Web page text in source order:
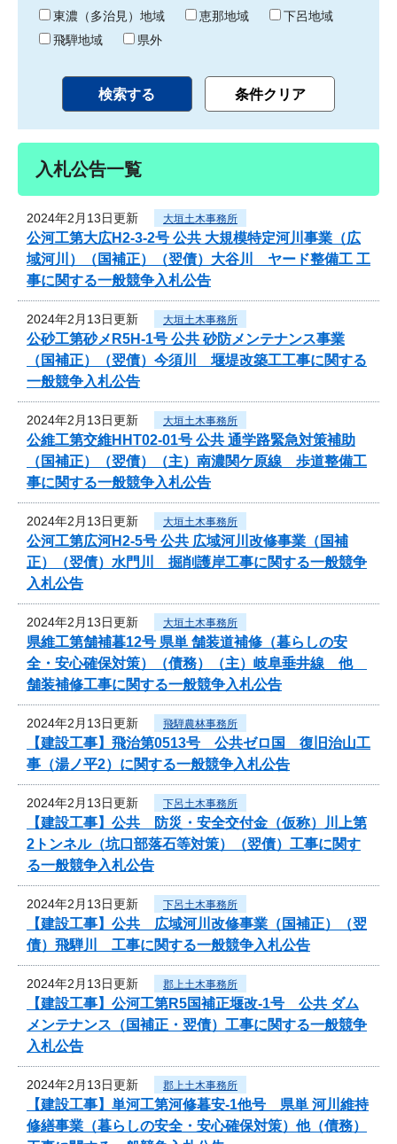
東濃（多治見）地域
恵那地域
下呂地域
飛騨地域
県外
入札公告一覧
2024年2月13日更新 大垣土木事務所
公河工第大広H2-3-2号 公共 大規模特定河川事業（広
域河川）（国補正）（翌債）大谷川 ヤード整備工 工
事に関する一般競争入札公告
2024年2月13日更新 大垣土木事務所
公砂工第砂メR5H-1号 公共 砂防メンテナンス事業
（国補正）（翌債）今須川 堰堤改築工工事に関する
一般競争入札公告
2024年2月13日更新 大垣土木事務所
公維工第交維HHT02-01号 公共 通学路緊急対策補助
（国補正）（翌債）（主）南濃関ケ原線 歩道整備工
事に関する一般競争入札公告
2024年2月13日更新 大垣土木事務所
公河工第広河H2-5号 公共 広域河川改修事業（国補
正）（翌債）水門川 掘削護岸工事に関する一般競争
入札公告
2024年2月13日更新 大垣土木事務所
県維工第舗補暮12号 県単 舗装道補修（暮らしの安
全・安心確保対策）（債務）（主）岐阜垂井線 他
舗装補修工事に関する一般競争入札公告
2024年2月13日更新 飛騨農林事務所
【建設工事】飛治第0513号 公共ゼロ国 復旧治山工
事（湯ノ平2）に関する一般競争入札公告
2024年2月13日更新 下呂土木事務所
【建設工事】公共 防災・安全交付金（仮称）川上第
2トンネル（坑口部落石等対策）（翌債）工事に関す
る一般競争入札公告
2024年2月13日更新 下呂土木事務所
【建設工事】公共 広域河川改修事業（国補正）（翌
債）飛騨川 工事に関する一般競争入札公告
2024年2月13日更新 郡上土木事務所
【建設工事】公河工第R5国補正堰改-1号 公共 ダム
メンテナンス（国補正・翌債）工事に関する一般競争
入札公告
2024年2月13日更新 郡上土木事務所
【建設工事】単河工第河修暮安-1他号 県単 河川維持
修繕事業（暮らしの安全・安心確保対策）他（債務）